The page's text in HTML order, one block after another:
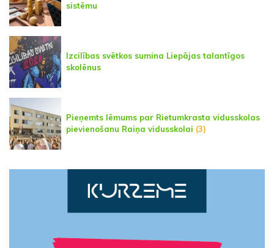
sistēmu
Izcilības svētkos sumina Liepājas talantīgos
skolēnus
Pieņemts lēmums par Rietumkrasta vidusskolas
pievienošanu Raiņa vidusskolai (3)